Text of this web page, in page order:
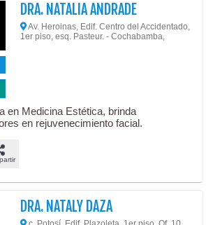
DRA. NATALIA ANDRADE
Av. Heroinas, Edif. Centro del Accidentado,
1er piso, esq. Pasteur. - Cochabamba,
en Medicina Estética, brinda
en rejuvenecimiento facial.
DRA. NATALY DAZA